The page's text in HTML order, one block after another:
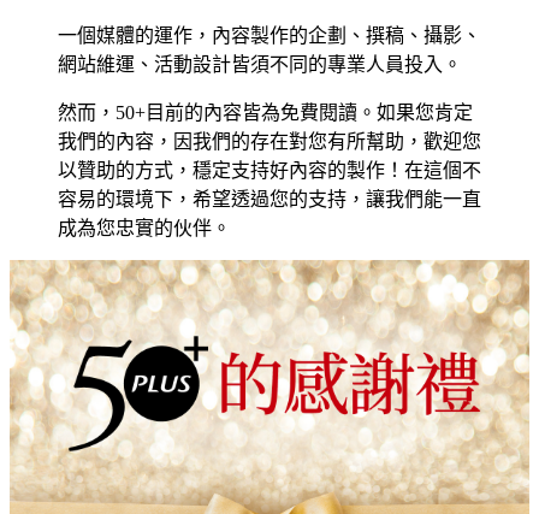
一個媒體的運作，內容製作的企劃、撰稿、攝影、
網站維運、活動設計皆須不同的專業人員投入。
然而，50+目前的內容皆為免費閱讀。如果您肯定
我們的內容，因我們的存在對您有所幫助，歡迎您
以贊助的方式，穩定支持好內容的製作！在這個不
容易的環境下，希望透過您的支持，讓我們能一直
成為您忠實的伙伴。